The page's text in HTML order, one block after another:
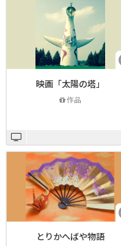
映画「太陽の塔」
作品
とりかへばや物語